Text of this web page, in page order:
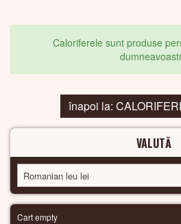
Caloriferele sunt produse
înapoi la:
VALUTĂ
Romanian leu lei
Cart empty